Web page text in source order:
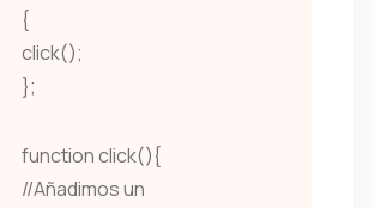
{
click();
};
function click(){
//Añadimos un